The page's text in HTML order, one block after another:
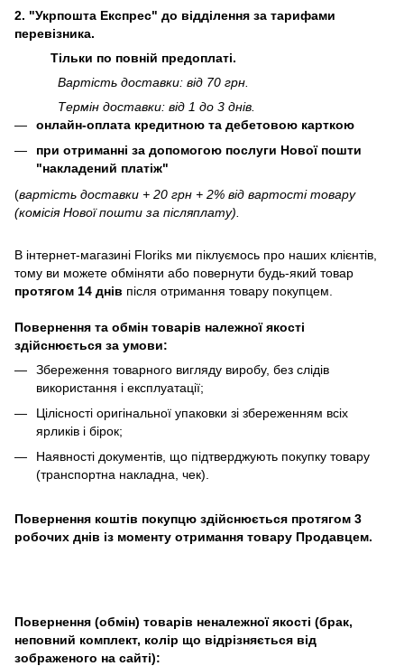
2. "Укрпошта Експрес" до відділення за тарифами
перевізника.
Тільки по повній предоплаті.
Вартість доставки: від 70 грн.
Термін доставки: від 1 до 3 днів.
онлайн-оплата кредитною та дебетовою карткою
при отриманні за допомогою послуги Нової пошти
"накладений платіж"
(вартість доставки + 20 грн + 2% від вартості товару
(комісія Нової пошти за післяплату).
В інтернет-магазині Floriks ми піклуємось про наших клієнтів,
тому ви можете обміняти або повернути будь-який товар
протягом 14 днів після отримання товару покупцем.
Повернення та обмін товарів належної якості
здійснюється за умови:
Збереження товарного вигляду виробу, без слідів
використання і експлуатації;
Цілісності оригінальної упаковки зі збереженням всіх
ярликів і бірок;
Наявності документів, що підтверджують покупку товару
(транспортна накладна, чек).
Повернення коштів покупцю здійснюється протягом 3
робочих днів із моменту отримання товару Продавцем.
Повернення (обмін) товарів неналежної якості (брак,
неповний комплект, колір що відрізняється від
зображеного на сайті):